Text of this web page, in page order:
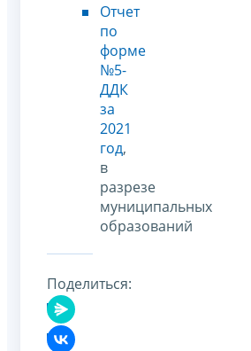
Отчет
по
форме
№5-
ДДК
за
2021
год,
в
разрезе
муниципальных
образований
Поделиться: